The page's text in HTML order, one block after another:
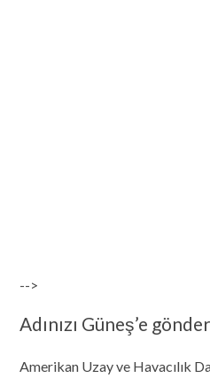
-->
Adınızı Güneş’e
Amerikan Uzay ve Havacılık